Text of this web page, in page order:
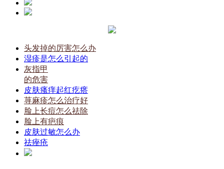
头发掉的厉害怎么办
湿疹是怎么引起的
灰指甲
的危害
皮肤瘙痒起红疙瘩
荨麻疹怎么治疗好
脸上长痘怎么祛除
脸上有疤痕
皮肤过敏怎么办
祛痤疮